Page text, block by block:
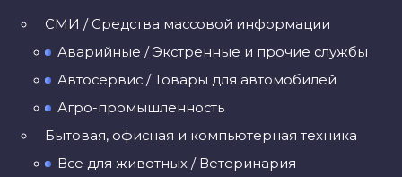
CМИ / Средства массовой информации
Аварийные / Экстренные и прочие службы
Автосервис / Товары для автомобилей
Агро-промышленность
Бытовая, офисная и компьютерная техника
Все для животных / Ветеринария